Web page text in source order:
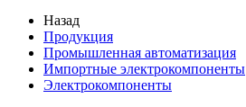
Назад
Продукция
Промышленная автоматизация
Импортные электрокомпоненты
Электрокомпоненты